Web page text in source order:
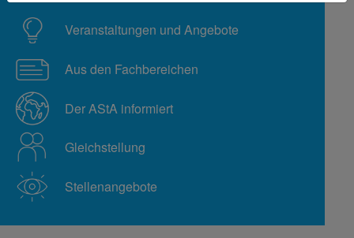
Veranstaltungen und Angebote
Aus den Fachbereichen
Der AStA informiert
Gleichstellung
Stellenangebote